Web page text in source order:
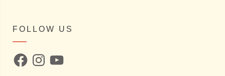
FOLLOW US
FacebookInstagram
YouTube